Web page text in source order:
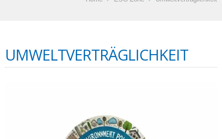
UMWELTVERTRÄGLICHKEIT